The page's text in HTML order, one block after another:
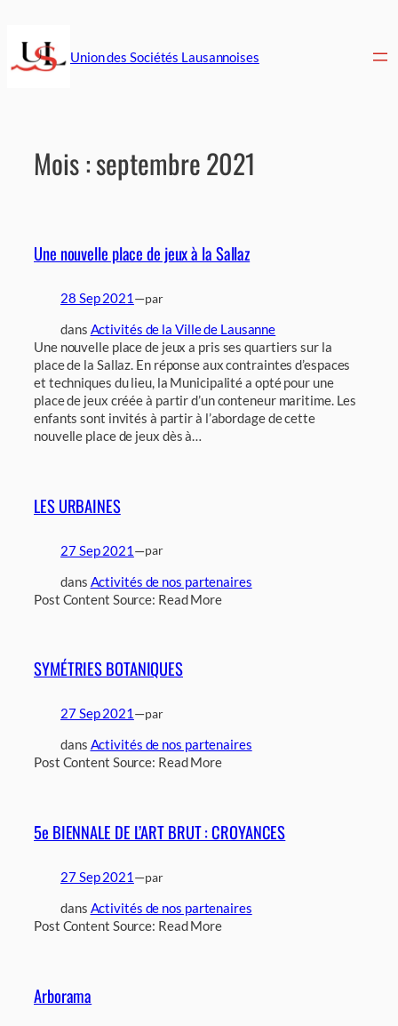
contenu
Union des Sociétés Lausannoises
Mois :septembre 2021
Une nouvelle place de jeux à la Sallaz
28 Sep 2021 —par
dans Activités de la Ville de Lausanne
Une nouvelle place de jeux a pris ses quartiers sur la
place de la Sallaz. En réponse aux contraintes d’espaces
et techniques du lieu, la Municipalité a opté pour une
place de jeux créée à partir d’un conteneur maritime. Les
enfants sont invités à partir à l’abordage de cette
nouvelle place de jeux dès à…
LES URBAINES
27 Sep 2021 —par
dans Activités de nos partenaires
Post Content Source: Read More
SYMÉTRIES BOTANIQUES
27 Sep 2021 —par
dans Activités de nos partenaires
Post Content Source: Read More
5e BIENNALE DE L’ART BRUT : CROYANCES
27 Sep 2021 —par
dans Activités de nos partenaires
Post Content Source: Read More
Arborama